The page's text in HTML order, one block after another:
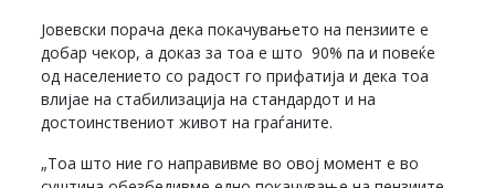
Јовевски порача дека покачувањето на пензиите е
добар чекор, а доказ за тоа е што 90% па и повеќе
од населението со радост го прифатија и дека тоа
влијае на стабилизација на стандардот и на
достоинствениот живот на граѓаните.
„Тоа што ние го направивме во овој момент е во